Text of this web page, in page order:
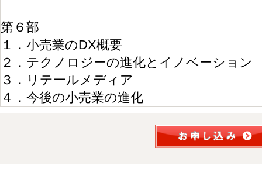
第６部
１．小売業のDX概要
２．テクノロジーの進化とイノベーション
３．リテールメディア
４．今後の小売業の進化